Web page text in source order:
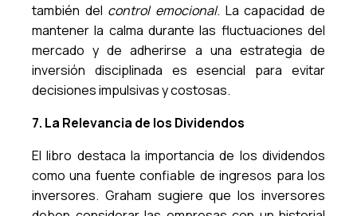
también del control emocional. La capacidad de
mantener la calma durante las fluctuaciones del
mercado y de adherirse a una estrategia de
inversión disciplinada es esencial para evitar
decisiones impulsivas y costosas.
7. La Relevancia de los Dividendos
El libro destaca la importancia de los dividendos
como una fuente confiable de ingresos para los
inversores. Graham sugiere que los inversores